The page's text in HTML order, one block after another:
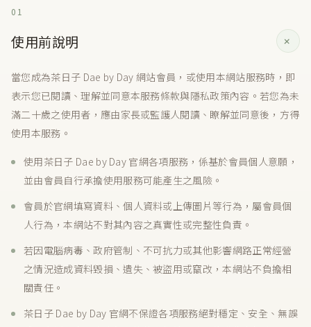
01
使用前說明
當您成為茶日子 Dae by Day 網站會員，或使用本網站服務時，即
表示您已閱讀、理解並同意本服務條款與隱私政策內容。若您為未
滿二十歲之使用者，應由家長或監護人閱讀、瞭解並同意後，方得
使用本服務。
使用茶日子 Dae by Day 官網各項服務，係基於會員個人意願，
並由會員自行承擔使用服務可能產生之風險。
會員於官網填寫資料、個人資料或上傳圖片等行為，屬會員個
人行為，本網站不對其內容之真實性或完整性負責。
若因電腦病毒、政府管制、不可抗力或其他影響網路正常經營
之情況造成資料毀損、遺失、被盜用或竄改，本網站不負擔相
關責任。
茶日子 Dae by Day 官網不保證各項服務絕對穩定、安全、無誤